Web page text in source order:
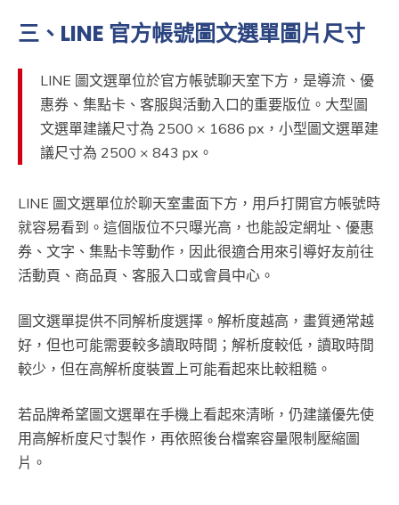
三、LINE 官方帳號圖文選單圖片尺寸
LINE 圖文選單位於官方帳號聊天室下方，是導流、優
惠券、集點卡、客服與活動入口的重要版位。大型圖
文選單建議尺寸為 2500 × 1686 px，小型圖文選單建
議尺寸為 2500 × 843 px。
LINE 圖文選單位於聊天室畫面下方，用戶打開官方帳號時
就容易看到。這個版位不只曝光高，也能設定網址、優惠
券、文字、集點卡等動作，因此很適合用來引導好友前往
活動頁、商品頁、客服入口或會員中心。
圖文選單提供不同解析度選擇。解析度越高，畫質通常越
好，但也可能需要較多讀取時間；解析度較低，讀取時間
較少，但在高解析度裝置上可能看起來比較粗糙。
若品牌希望圖文選單在手機上看起來清晰，仍建議優先使
用高解析度尺寸製作，再依照後台檔案容量限制壓縮圖
片。